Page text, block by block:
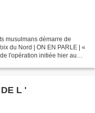
musulmans démarre de
du Nord | ON EN PARLE | «
l'opération initiée hier au
L '